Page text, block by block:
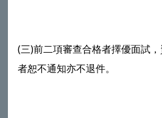
(三)前二項審查合格者擇優面試
者恕不通知亦不退件。